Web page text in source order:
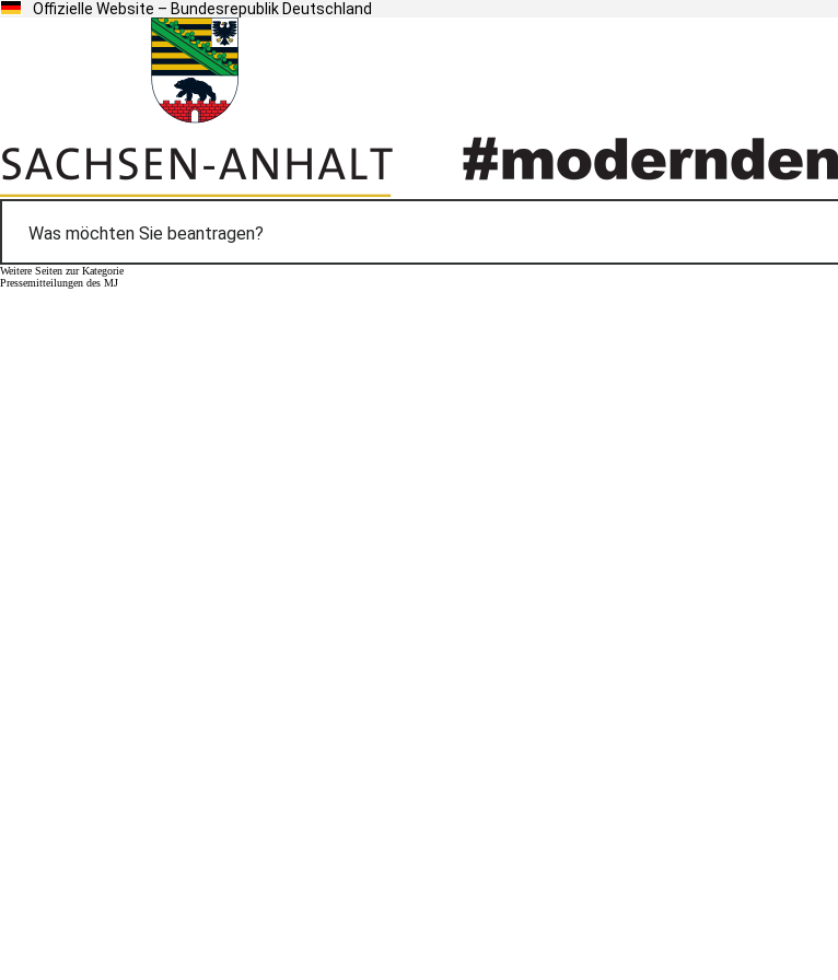
Offizielle Website – Bundesrepublik Deutschland
Weitere Seiten zur Kategorie
Pressemitteilungen des MJ